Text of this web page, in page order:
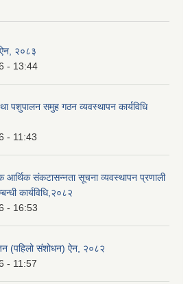
ऐन, २०८३
- 13:44
पशुपालन समुह गठन व्यवस्थापन कार्यविधि
- 11:43
आर्थिक संकटासन्नता सूचना व्यवस्थापन प्रणाली
कार्यविधि,२०८२
- 16:53
(पहिलो संशोधन) ऐन, २०८२
- 11:57